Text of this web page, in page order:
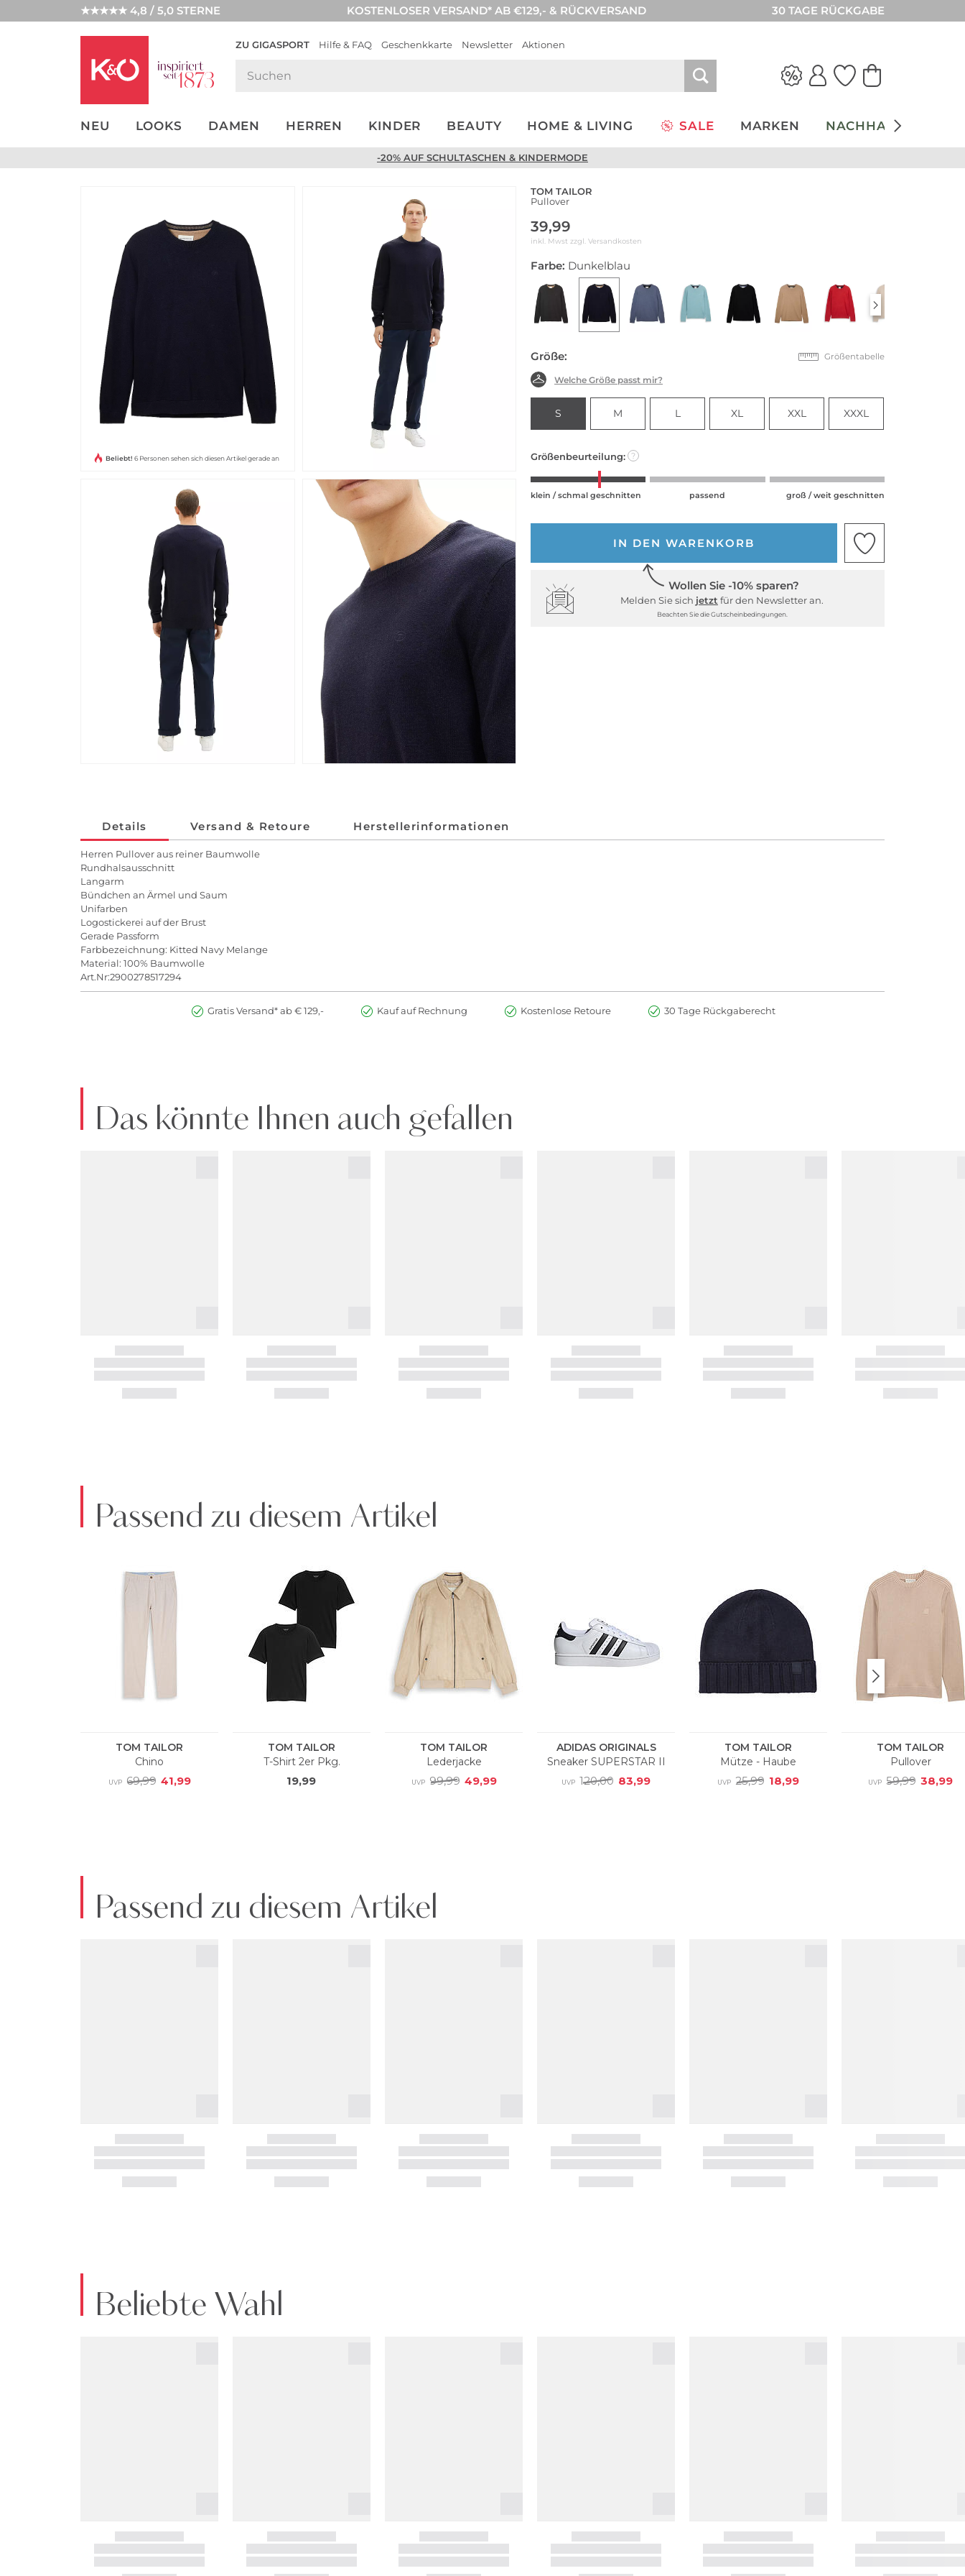
★★★★★ 4,8 / 5,0 STERNE KOSTENLOSER VERSAND* AB €129,- & RÜCKVERSAND 30 TAGE RÜCKGABE
ZU GIGASPORT Hilfe & FAQ Geschenkkarte Newsletter Aktionen
NEU LOOKS DAMEN HERREN KINDER BEAUTY HOME & LIVING SALE MARKEN NACHHALTIGKEIT
NEW IN
WEDDING
-20% AUF SCHULTASCHEN & KINDERMODE
Beliebt! 6 Personen sehen sich diesen Artikel gerade an
TOM TAILOR
Pullover
39,99
inkl. Mwst zzgl. Versandkosten
Farbe: Dunkelblau
Größe: Größentabelle
Welche Größe passt mir?
S M L XL XXL XXXL
Größenbeurteilung: ?
klein / schmal geschnitten passend groß / weit geschnitten
IN DEN WARENKORB
Wollen Sie -10% sparen?
Melden Sie sich jetzt für den Newsletter an.
Beachten Sie die Gutscheinbedingungen.
Details Versand & Retoure Herstellerinformationen
Herren Pullover aus reiner Baumwolle
Rundhalsausschnitt
Langarm
Bündchen an Ärmel und Saum
Unifarben
Logostickerei auf der Brust
Gerade Passform
Farbbezeichnung: Kitted Navy Melange
Material: 100% Baumwolle
Art.Nr:2900278517294
Gratis Versand* ab € 129,- Kauf auf Rechnung Kostenlose Retoure 30 Tage Rückgaberecht
Das könnte Ihnen auch gefallen
Passend zu diesem Artikel
Passend zu diesem Artikel
Beliebte Wahl